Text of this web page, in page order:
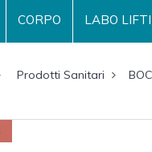
CORPO LABO
Prodotti Sanitari